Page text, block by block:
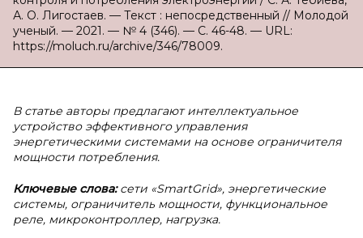
А. О. Лигостаев. — Текст : непосредственный // Молодой
ученый. — 2021. — № 4 (346). — С. 46-48. — URL:
https://moluch.ru/archive/346/78009.
В статье авторы предлагают интеллектуальное
устройство эффективного управления
энергетическими системами на основе ограничителя
мощности потребления.
Ключевые слова:сети «SmartGrid», энергетические
системы, ограничитель мощности, функциональное
реле, микроконтроллер, нагрузка.